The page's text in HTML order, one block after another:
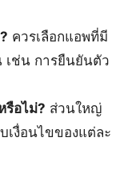
ควรเลือกแอพที่มี
เช่น การยืนยันตัว
รือไม่? ส่วนใหญ่
เงื่อนไขของแต่ละ